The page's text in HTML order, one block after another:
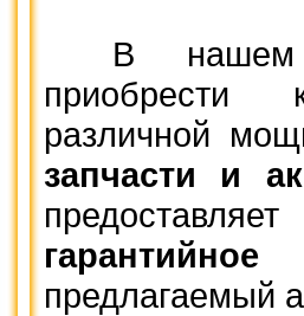
В нашем
различной
запчасти и
гарантийное
предлагаемый